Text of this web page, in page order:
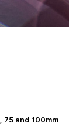
75 and 100mm